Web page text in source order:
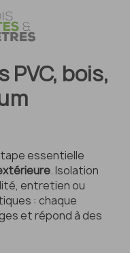
PVC, bois,
essentielle
. Isolation
entretien ou
: chaque
et répond à des